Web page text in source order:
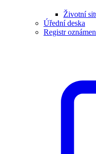
Životní
Úřední deska
Registr